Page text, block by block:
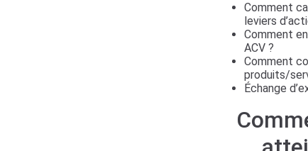
Comment
leviers
Comment
ACV ?
Comment
produits/
Échange